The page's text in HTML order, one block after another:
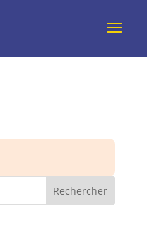
Rechercher